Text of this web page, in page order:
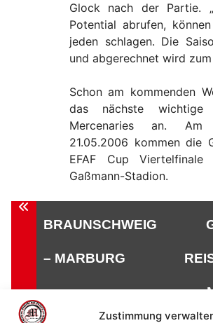
Zustimmung
Glock nach der Partie.
Potential abrufen,
jeden schlagen. Die
und abgerechnet wird zum
Schon am kommenden
das nächste
Mercenaries an.
21.05.2006 kommen die
EFAF Cup
Gaßmann-Stadion.
Beitragsnavigation
BRAUNSCHWEIG
– MARBURG